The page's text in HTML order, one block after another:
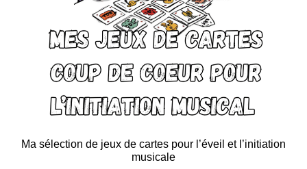
Ma sélection de jeux de cartes pour l’éveil et l’initiation
musicale